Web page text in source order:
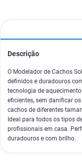
Descrição
O Modelador de Cachos
definidos e duradouros
tecnologia de
eficientes, sem danificar
cachos de diferentes
Ideal para todos os tipos
profissionais em casa.
duradouros e com brilho.